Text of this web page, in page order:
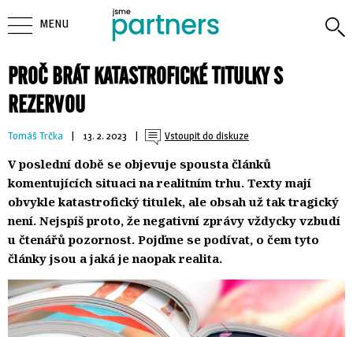
PROČ BRÁT KATASTROFICKÉ TITULKY S
REZERVOU
Tomáš Trčka | 13. 2. 2023 | Vstoupit do diskuze
V poslední době se objevuje spousta článků
komentujících situaci na realitním trhu. Texty mají
obvykle katastrofický titulek, ale obsah už tak tragický
není. Nejspíš proto, že negativní zprávy vždycky vzbudí
u čtenářů pozornost. Pojďme se podívat, o čem tyto
články jsou a jaká je naopak realita.
MENU